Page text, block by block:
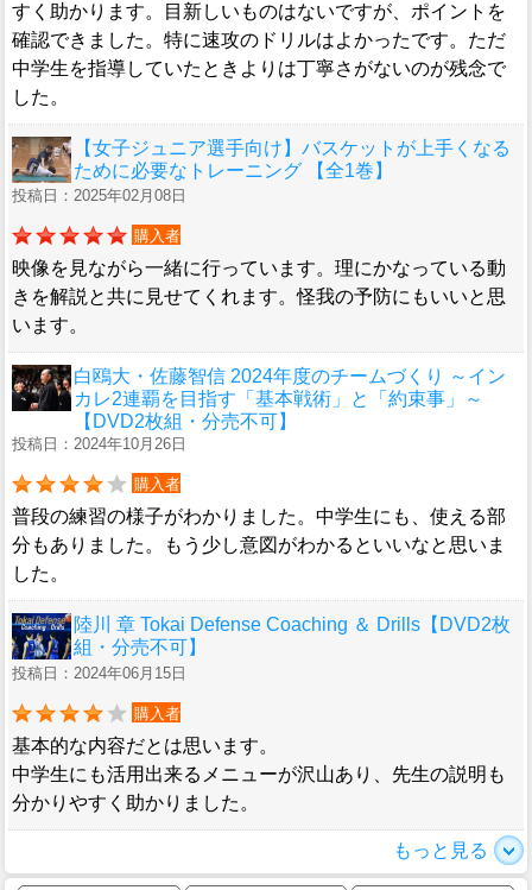
すく助かります。目新しいものはないですが、ポイントを
確認できました。特に速攻のドリルはよかったです。ただ
中学生を指導していたときよりは丁寧さがないのが残念で
した。
【女子ジュニア選手向け】バスケットが上手くなる
ために必要なトレーニング 【全1巻】
投稿日：2025年02月08日
購入者
映像を見ながら一緒に行っています。理にかなっている動
きを解説と共に見せてくれます。怪我の予防にもいいと思
います。
白鴎大・佐藤智信 2024年度のチームづくり ～イン
カレ2連覇を目指す「基本戦術」と「約束事」～
【DVD2枚組・分売不可】
投稿日：2024年10月26日
購入者
普段の練習の様子がわかりました。中学生にも、使える部
分もありました。もう少し意図がわかるといいなと思いま
した。
陸川 章 Tokai Defense Coaching ＆ Drills【DVD2枚
組・分売不可】
投稿日：2024年06月15日
購入者
基本的な内容だとは思います。
中学生にも活用出来るメニューが沢山あり、先生の説明も
分かりやすく助かりました。
もっと見る